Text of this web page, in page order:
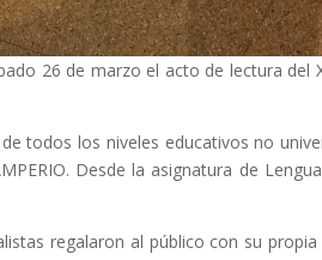
26 de marzo el acto de lectura
todos los niveles educativos no
Desde la asignatura de
regalaron al público con su